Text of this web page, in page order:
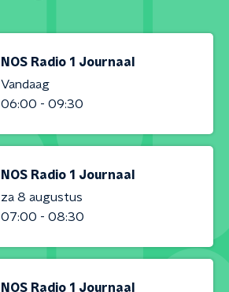
NOS Radio 1 Journaal
Vandaag
06:00 - 09:30
NOS Radio 1 Journaal
za 8 augustus
07:00 - 08:30
NOS Radio 1 Journaal